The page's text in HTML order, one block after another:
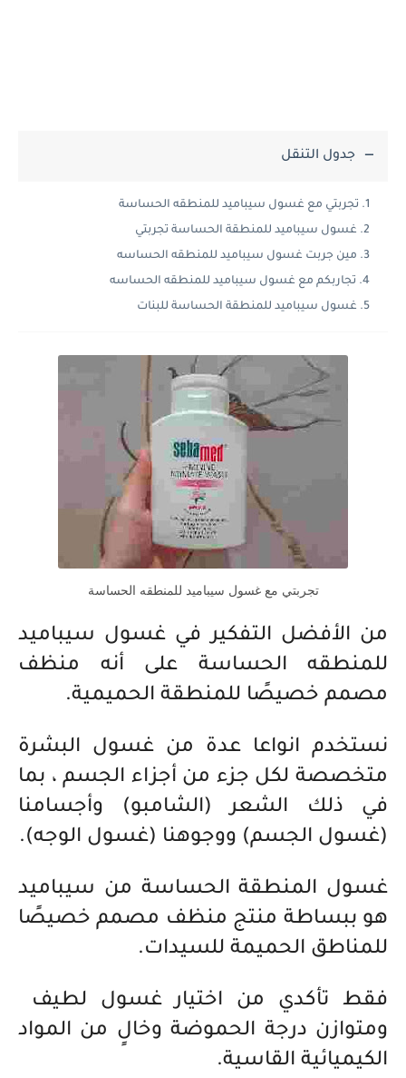
جدول التنقل
تجربتي مع غسول سيباميد للمنطقه الحساسة
غسول سيباميد للمنطقة الحساسة تجربتي
مين جربت غسول سيباميد للمنطقه الحساسه
تجاربكم مع غسول سيباميد للمنطقه الحساسه
غسول سيباميد للمنطقة الحساسة للبنات
تجربتي مع غسول سيباميد للمنطقه الحساسة
من الأفضل التفكير في غسول سيباميد
للمنطقه الحساسة على أنه منظف
مصمم خصيصًا للمنطقة الحميمية.
نستخدم انواعا عدة من غسول البشرة
متخصصة لكل جزء من أجزاء الجسم ، بما
في ذلك الشعر (الشامبو) وأجسامنا
(غسول الجسم) ووجوهنا (غسول الوجه).
غسول المنطقة الحساسة من سيباميد
هو ببساطة منتج منظف مصمم خصيصًا
للمناطق الحميمة للسيدات.
فقط تأكدي من اختيار غسول لطيف
ومتوازن درجة الحموضة وخالٍ من المواد
الكيميائية القاسية.